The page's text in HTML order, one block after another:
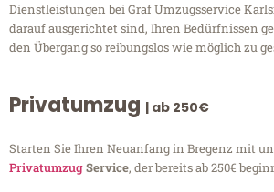
Dienstleistungen bei Graf Umzugsservice
darauf ausgerichtet sind, Ihren Bedürfnissen
den Übergang so reibungslos wie möglich zu
Privatumzug | ab 250€
Starten Sie Ihren Neuanfang in Bregenz mit
PrivatumzugService, der bereits ab 250€